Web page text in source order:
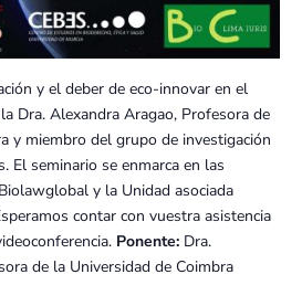
y el deber de eco-innovar en el
Dra. Alexandra Aragao, Profesora de
y miembro del grupo de investigación
El seminario se enmarca en las
y la Unidad asociada
contar con vuestra asistencia
Ponente: Dra.
de la Universidad de Coimbra